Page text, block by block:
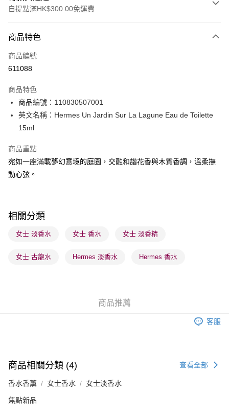
自提點滿HK$300.00免運費
信用卡
Apple Pay
PayMe
WeChat Pay
送貨方式
順豐自助櫃 - 確認發貨後1-3個工作天送達
順豐站及營業點 - 確認發貨後1-3個工作天送達
物流公司進行物流配送
取。逾期會取消訂單，並不會安排重寄
每筆HK$20.00，滿HK$100.00或以上免運費
商品特色
商品編號
611088
商品特色
商品編號：110830507001
英文名稱：Hermes Un Jardin Sur La Lagune Eau de Toilette
15ml
商品重點
宛如一座滿載夢幻意境的庭園，交融和諧花香與木質香調，溫柔撫
動心弦。
相關分類
女士 淡香水 女士 香水 女士 淡香精
女士 古龍水 Hermes 淡香水 Hermes 香水
商品推薦
客服
商品相關分類 (4) 查看全部
香水香薰 女士香水 女士淡香水
焦點新品